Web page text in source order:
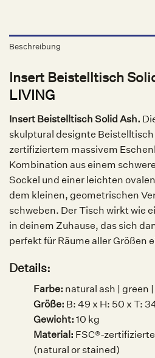
Beschreibung
Insert Beistelltisch
LIVING
Insert Beistelltisch Solid Ash.
skulptural designte Beistelltisch
zertifiziertem massivem
Kombination aus einem
Sockel und einer leichten
dem kleinen, geometrischen
schweben. Der Tisch wirkt wie
in deinem Zuhause, das sich
perfekt für Räume aller Größen
Details:
Farbe: natural ash | green
Größe: B: 49 x H: 50 x T:
Gewicht: 10 kg
Material: FSC®-
(natural or stained)